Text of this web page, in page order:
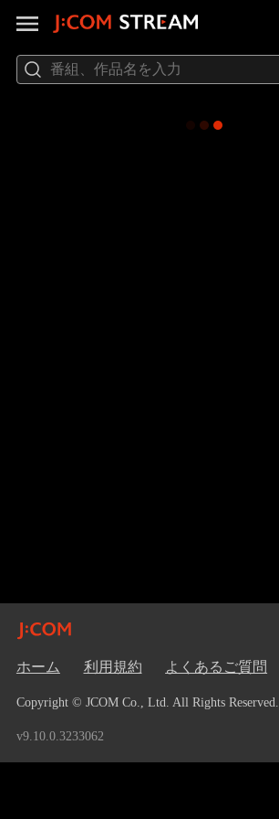
ホーム 利用規約 よくあるご質問
Copyright © JCOM Co., Ltd. All Rights Reserved.
v9.10.0.3233062